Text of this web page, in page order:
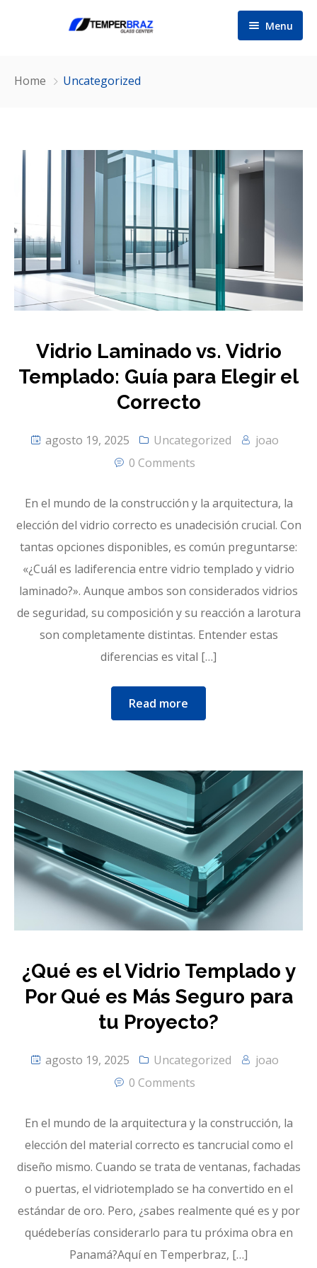
Menu
Información
Miembros del Equipo
Preguntas Frecuentes
Contacto
Home Uncategorized
Vidrio Laminado vs. Vidrio
Templado: Guía para Elegir el
Correcto
agosto 19, 2025 Uncategorized
joao
0 Comments
En el mundo de la construcción y la arquitectura, la
elección del vidrio correcto es unadecisión crucial. Con
tantas opciones disponibles, es común preguntarse:
«¿Cuál es ladiferencia entre vidrio templado y vidrio
laminado?». Aunque ambos son considerados vidrios
de seguridad, su composición y su reacción a larotura
son completamente distintas. Entender estas
diferencias es vital […]
Read more
¿Qué es el Vidrio Templado y
Por Qué es Más Seguro para
tu Proyecto?
agosto 19, 2025 Uncategorized
joao
0 Comments
En el mundo de la arquitectura y la construcción, la
elección del material correcto es tancrucial como el
diseño mismo. Cuando se trata de ventanas, fachadas
o puertas, el vidriotemplado se ha convertido en el
estándar de oro. Pero, ¿sabes realmente qué es y por
quédeberías considerarlo para tu próxima obra en
Panamá?Aquí en Temperbraz, […]